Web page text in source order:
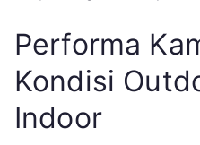
Performa
Kondisi
Indoor